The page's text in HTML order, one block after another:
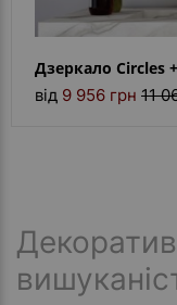
Дзеркало Circles
від 9 956 грн 11